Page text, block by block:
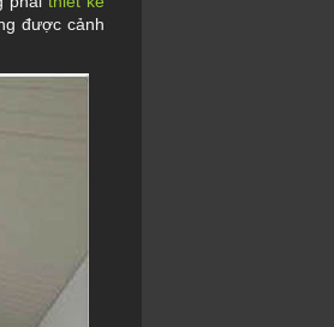
được cảnh